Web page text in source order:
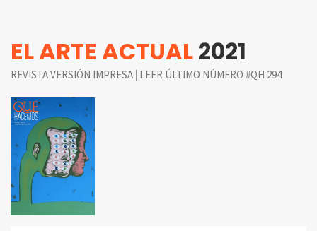
EL ARTE ACTUAL2021
REVISTA VERSIÓN IMPRESA | LEER ÚLTIMO NÚMERO #QH 294